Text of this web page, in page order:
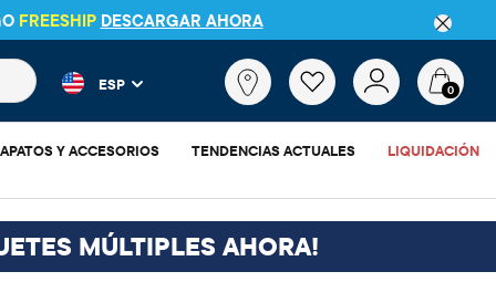
DETALLES
más populares y los resultados de productos a medida que
¿Qué
estás
ESP 0
Y ACCESORIOS TENDENCIAS ACTUALES LIQUIDACIÓN
MÚLTIPLES AHORA!